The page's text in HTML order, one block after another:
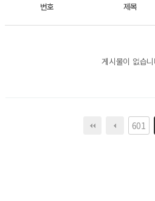
번호 제목
게시물이 없습
601